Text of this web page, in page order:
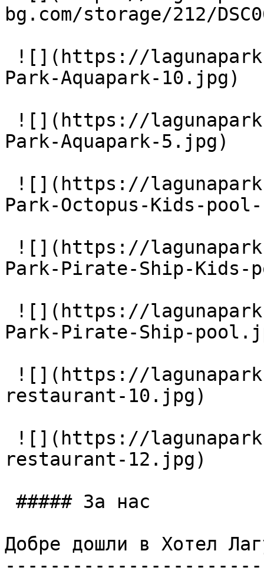
bg.com/storage/212/
Park-Aquapark-10.jpg)
Park-Aquapark-5.jpg)
Park-Octopus-Kids-
Park-Pirate-Ship-Kids-
Park-Pirate-Ship-
restaurant-10.jpg)
restaurant-12.jpg)
Добре дошли в Хотел